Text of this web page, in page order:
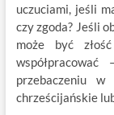
uczuciami, jeśli
czy zgoda? Jeśli
może być
przebaczeniu
chrześcijańskie